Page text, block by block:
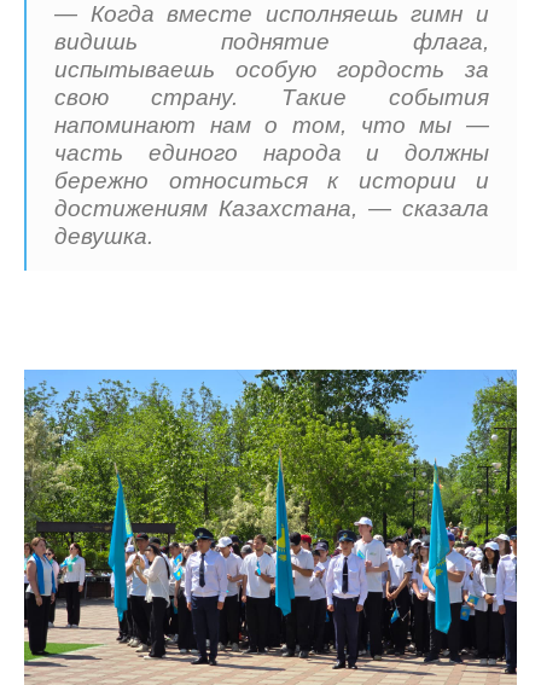
— Когда вместе исполняешь гимн и
видишь поднятие флага,
испытываешь особую гордость за
свою страну. Такие события
напоминают нам о том, что мы —
часть единого народа и должны
бережно относиться к истории и
достижениям Казахстана, — сказала
девушка.